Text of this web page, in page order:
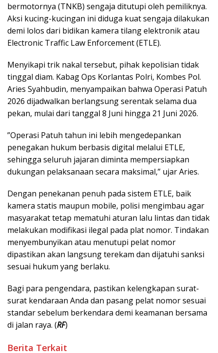
bermotornya (TNKB) sengaja ditutupi oleh pemiliknya.
Aksi kucing-kucingan ini diduga kuat sengaja dilakukan
demi lolos dari bidikan kamera tilang elektronik atau
Electronic Traffic Law Enforcement (ETLE).
​Menyikapi trik nakal tersebut, pihak kepolisian tidak
tinggal diam. Kabag Ops Korlantas Polri, Kombes Pol.
Aries Syahbudin, menyampaikan bahwa Operasi Patuh
2026 dijadwalkan berlangsung serentak selama dua
pekan, mulai dari tanggal 8 Juni hingga 21 Juni 2026.
​”Operasi Patuh tahun ini lebih mengedepankan
penegakan hukum berbasis digital melalui ETLE,
sehingga seluruh jajaran diminta mempersiapkan
dukungan pelaksanaan secara maksimal,” ujar Aries.
​Dengan penekanan penuh pada sistem ETLE, baik
kamera statis maupun mobile, polisi mengimbau agar
masyarakat tetap mematuhi aturan lalu lintas dan tidak
melakukan modifikasi ilegal pada plat nomor. Tindakan
menyembunyikan atau menutupi pelat nomor
dipastikan akan langsung terekam dan dijatuhi sanksi
sesuai hukum yang berlaku.
​Bagi para pengendara, pastikan kelengkapan surat-
surat kendaraan Anda dan pasang pelat nomor sesuai
standar sebelum berkendara demi keamanan bersama
di jalan raya. (RF)
Berita Terkait